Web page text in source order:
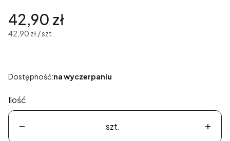
Cena
42,90 zł
42,90 zł / szt.
Dostępność:na wyczerpaniu
Ilość
szt.